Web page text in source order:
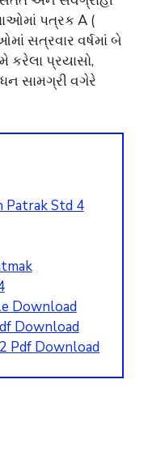
પત્રક A (
સત્રવાર વર્ષમાં બે
કરેલા પ્રયાસો,
સામગ્રી વગેરે
Patrak Std 4
Download
Download
Pdf Download